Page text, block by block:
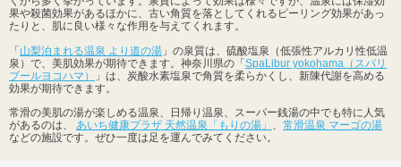
果や殺菌効果があるほかに、古い角質を落としてくれるピーリング効果があっ
たりと、肌に良い様々な作用を与えてくれます。
「 山梨泊まれる温泉 より道の湯 」の泉質は、硫酸塩泉（低張性アルカリ性低温
泉）で、美肌効果が期待できます。神奈川県の「 SpaLibur yokohama（スパリ
ブールヨコハマ）
」は、炭酸水素塩泉で角質を柔らかくし、新陳代謝を高める
効果が期待できます。
常滑の美肌の湯が楽しめる温泉、日帰り温泉、スーパー銭湯の中でも特に人気
があるのは、 あいち健康プラザ 天然温泉「もりの湯」 、 常滑温泉 マーゴの湯
などの施設です。ぜひ一度は足を運んでみてください。